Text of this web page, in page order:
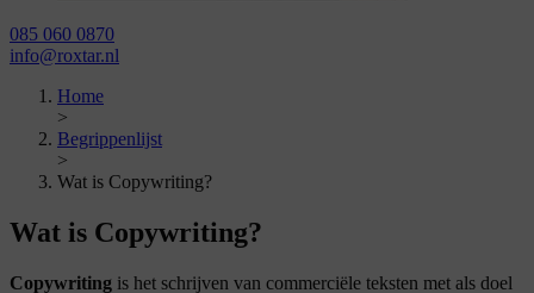
085 060 0870
info@roxtar.nl
Home
>
Begrippenlijst
>
Wat is Copywriting?
Wat is Copywriting?
Copywriting is het schrijven van commerciële teksten met als doel